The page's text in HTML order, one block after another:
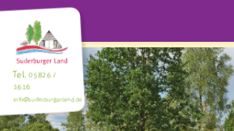
Tel.05826 /
1616
info@suderburgerland.de